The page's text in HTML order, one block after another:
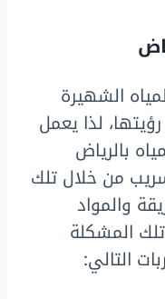
الشهيرة
لذا يعمل
بالرياض
من خلال تلك
والمواد
المشكلة
التالي: